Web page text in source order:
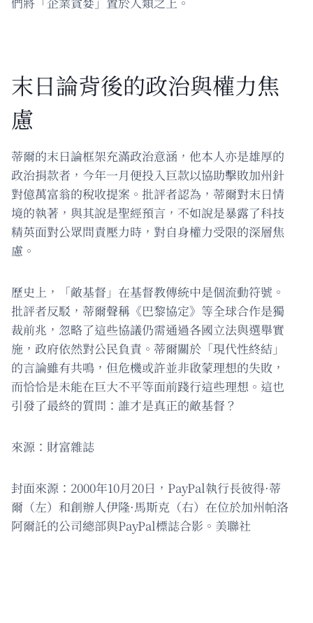
末日論背後的政治與權力焦
慮
蒂爾的末日論框架充滿政治意涵，他本人亦是雄厚的
政治捐款者，今年一月便投入巨款以協助擊敗加州針
對億萬富翁的稅收提案。批評者認為，蒂爾對末日情
境的執著，與其說是聖經預言，不如說是暴露了科技
精英面對公眾問責壓力時，對自身權力受限的深層焦
慮。
歷史上，「敵基督」在基督教傳統中是個流動符號。
批評者反駁，蒂爾聲稱《巴黎協定》等全球合作是獨
裁前兆，忽略了這些協議仍需通過各國立法與選舉實
施，政府依然對公民負責。蒂爾關於「現代性終結」
的言論雖有共鳴，但危機或許並非啟蒙理想的失敗，
而恰恰是未能在巨大不平等面前踐行這些理想。這也
引發了最終的質問：誰才是真正的敵基督？
來源：財富雜誌
封面來源：2000年10月20日，PayPal執行長彼得·蒂
爾（左）和創辦人伊隆·馬斯克（右）在位於加州帕洛
阿爾託的公司總部與PayPal標誌合影。美聯社